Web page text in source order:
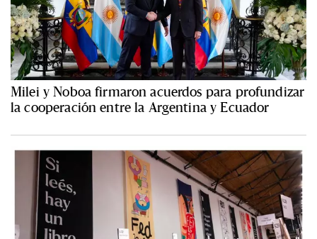
Milei y Noboa firmaron acuerdos para profundizar
la cooperación entre la Argentina y Ecuador